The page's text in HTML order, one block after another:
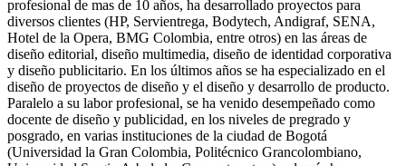
profesional de mas de 10 años, ha desarrollado proyectos para
diversos clientes (HP, Servientrega, Bodytech, Andigraf, SENA,
Hotel de la Opera, BMG Colombia, entre otros) en las áreas de
diseño editorial, diseño multimedia, diseño de identidad corporativa
y diseño publicitario. En los últimos años se ha especializado en el
diseño de proyectos de diseño y el diseño y desarrollo de producto.
Paralelo a su labor profesional, se ha venido desempeñado como
docente de diseño y publicidad, en los niveles de pregrado y
posgrado, en varias instituciones de la ciudad de Bogotá
(Universidad la Gran Colombia, Politécnico Grancolombiano,